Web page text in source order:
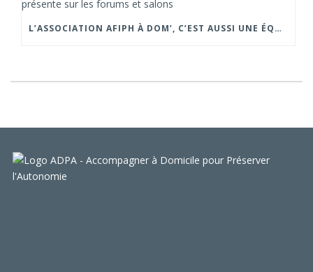
L’ASSOCIATION AFIPH À DOM’, C’EST AUSSI UNE ÉQUIPE PRÉSENTE SUR LES FORUMS ET SALONS